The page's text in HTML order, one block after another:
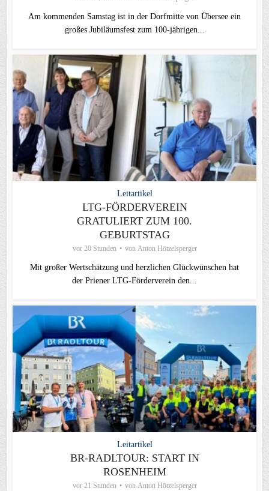
Am kommenden Samstag ist in der Dorfmitte von Übersee ein
großes Jubiläumsfest zum 100-jährigen...
Leitartikel
LTG-FÖRDERVEREIN
GRATULIERT ZUM 100.
GEBURTSTAG
vor 20 Stunden von Anton Hötzelsperger
Mit großer Wertschätzung und herzlichen Glückwünschen hat
der Priener LTG‑Förderverein den...
Leitartikel
BR-RADLTOUR: START IN
ROSENHEIM
vor 21 Stunden von Anton Hötzelsperger